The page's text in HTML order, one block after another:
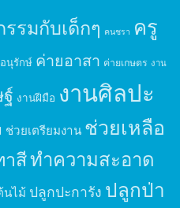
รรมกับเด็กๆ คนชรา ครู
นุรักษ์ ค่ายอาสา ค่ายเกษตร งาน
งานฝีมือ งานศิลปะ
ช่วยเตรียมงาน ช่วยเหลือ
าสีทำความสะอาด
นไม้ ปลูกปะการัง ปลูกป่า